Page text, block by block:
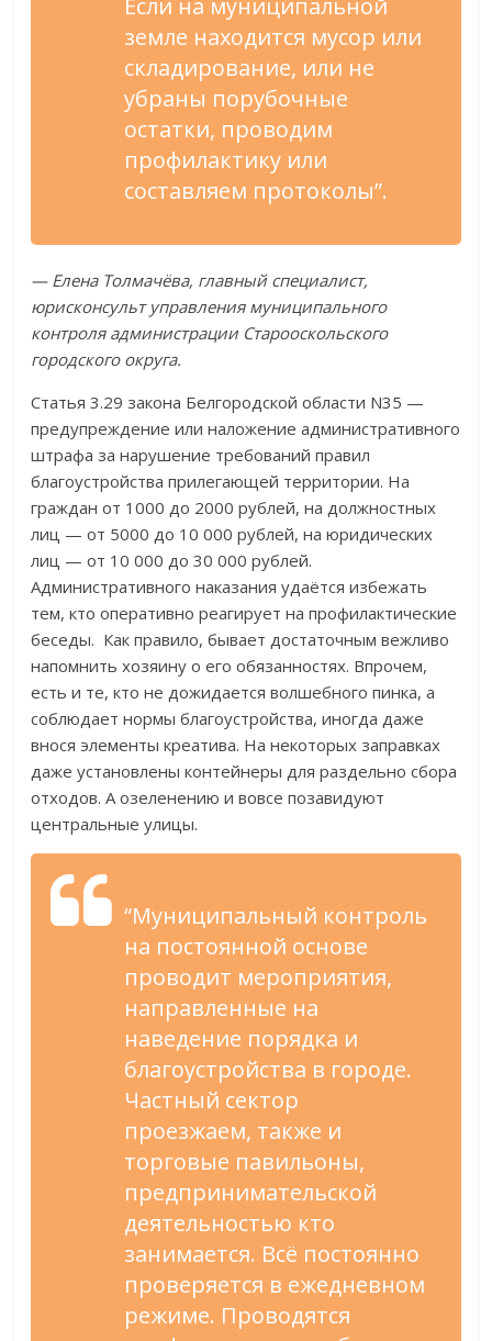
Если на муниципальной
земле находится мусор или
складирование, или не
убраны порубочные
остатки, проводим
профилактику или
составляем протоколы”.
— Елена Толмачёва, главный специалист,
юрисконсульт управления муниципального
контроля администрации Старооскольского
городского округа.
Статья 3.29 закона Белгородской области N35 —
предупреждение или наложение административного
штрафа за нарушение требований правил
благоустройства прилегающей территории. На
граждан от 1000 до 2000 рублей, на должностных
лиц — от 5000 до 10 000 рублей, на юридических
лиц — от 10 000 до 30 000 рублей.
Административного наказания удаётся избежать
тем, кто оперативно реагирует на профилактические
беседы. Как правило, бывает достаточным вежливо
напомнить хозяину о его обязанностях. Впрочем,
есть и те, кто не дожидается волшебного пинка, а
соблюдает нормы благоустройства, иногда даже
внося элементы креатива. На некоторых заправках
даже установлены контейнеры для раздельно сбора
отходов. А озеленению и вовсе позавидуют
центральные улицы.
“Муниципальный контроль
на постоянной основе
проводит мероприятия,
направленные на
наведение порядка и
благоустройства в городе.
Частный сектор
проезжаем, также и
торговые павильоны,
предпринимательской
деятельностью кто
занимается. Всё постоянно
проверяется в ежедневном
режиме. Проводятся